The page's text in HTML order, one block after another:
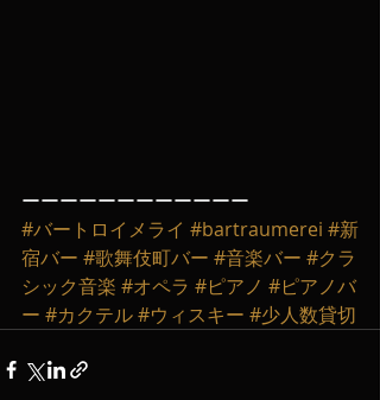
ーーーーーーーーーーーー
#バートロイメライ #bartraumerei #新
宿バー #歌舞伎町バー #音楽バー #クラ
シック音楽 #オペラ #ピアノ #ピアノバ
ー #カクテル#ウィスキー #少人数貸切